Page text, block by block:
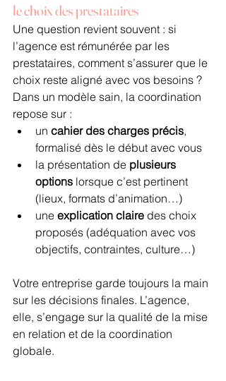
le choix des prestataires
Une question revient souvent : si
l’agence est rémunérée par les
prestataires, comment s’assurer que le
choix reste aligné avec vos besoins ?
Dans un modèle sain, la coordination
repose sur :
un cahier des charges précis,
formalisé dès le début avec vous
la présentation de plusieurs
options lorsque c’est pertinent
(lieux, formats d’animation…)
une explication claire des choix
proposés (adéquation avec vos
objectifs, contraintes, culture…)
Votre entreprise garde toujours la main
sur les décisions finales. L’agence,
elle, s’engage sur la qualité de la mise
en relation et de la coordination
globale.